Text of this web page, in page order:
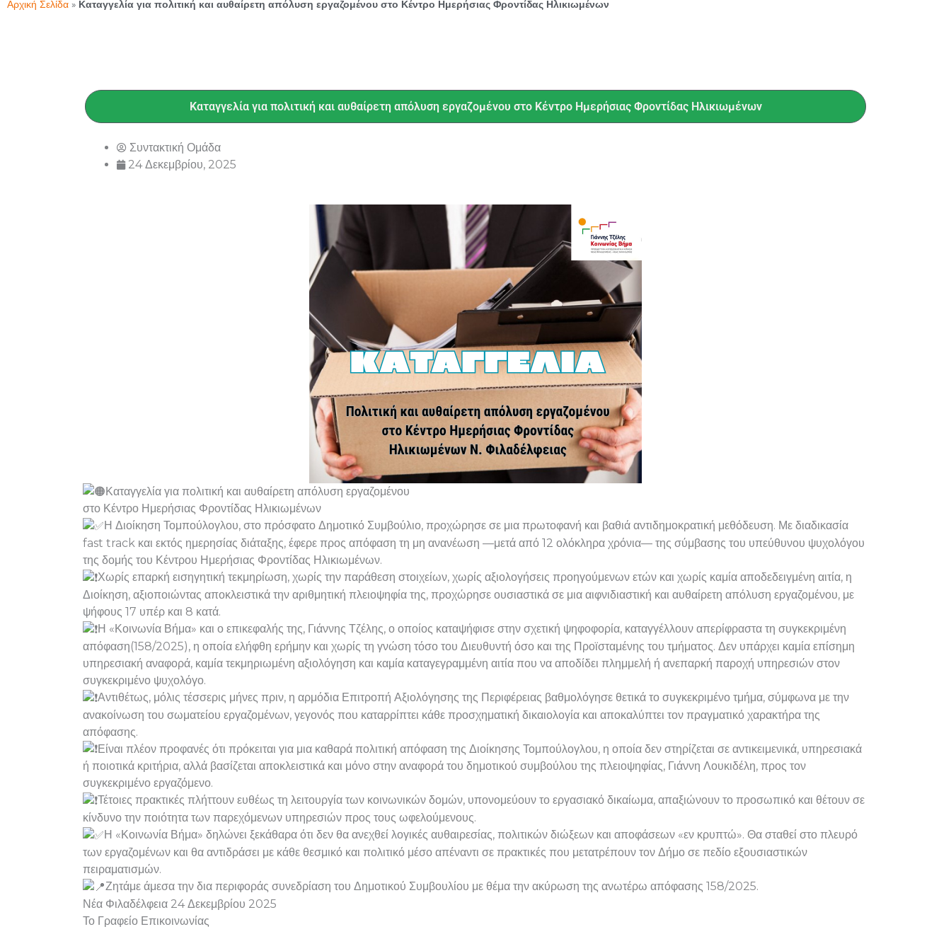
Αρχική Σελίδα » Καταγγελία για πολιτική και αυθαίρετη απόλυση εργαζομένου στο Κέντρο Ημερήσιας Φροντίδας Ηλικιωμένων
Καταγγελία για πολιτική και αυθαίρετη απόλυση εργαζομένου στο Κέντρο Ημερήσιας Φροντίδας Ηλικιωμένων
Συντακτική Ομάδα
24 Δεκεμβρίου, 2025
Καταγγελία για πολιτική και αυθαίρετη απόλυση εργαζομένου
στο Κέντρο Ημερήσιας Φροντίδας Ηλικιωμένων
Η Διοίκηση Τομπούλογλου, στο πρόσφατο Δημοτικό Συμβούλιο, προχώρησε σε μια πρωτοφανή και βαθιά αντιδημοκρατική μεθόδευση. Με διαδικασία
fast track και εκτός ημερησίας διάταξης, έφερε προς απόφαση τη μη ανανέωση —μετά από 12 ολόκληρα χρόνια— της σύμβασης του υπεύθυνου ψυχολόγου
της δομής του Κέντρου Ημερήσιας Φροντίδας Ηλικιωμένων.
Χωρίς επαρκή εισηγητική τεκμηρίωση, χωρίς την παράθεση στοιχείων, χωρίς αξιολογήσεις προηγούμενων ετών και χωρίς καμία αποδεδειγμένη αιτία, η
Διοίκηση, αξιοποιώντας αποκλειστικά την αριθμητική πλειοψηφία της, προχώρησε ουσιαστικά σε μια αιφνιδιαστική και αυθαίρετη απόλυση εργαζομένου, με
ψήφους 17 υπέρ και 8 κατά.
Η «Κοινωνία Βήμα» και ο επικεφαλής της, Γιάννης Τζέλης, ο οποίος καταψήφισε στην σχετική ψηφοφορία, καταγγέλλουν απερίφραστα τη συγκεκριμένη
απόφαση(158/2025), η οποία ελήφθη ερήμην και χωρίς τη γνώση τόσο του Διευθυντή όσο και της Προϊσταμένης του τμήματος. Δεν υπάρχει καμία επίσημη
υπηρεσιακή αναφορά, καμία τεκμηριωμένη αξιολόγηση και καμία καταγεγραμμένη αιτία που να αποδίδει πλημμελή ή ανεπαρκή παροχή υπηρεσιών στον
συγκεκριμένο ψυχολόγο.
Αντιθέτως, μόλις τέσσερις μήνες πριν, η αρμόδια Επιτροπή Αξιολόγησης της Περιφέρειας βαθμολόγησε θετικά το συγκεκριμένο τμήμα, σύμφωνα με την
ανακοίνωση του σωματείου εργαζομένων, γεγονός που καταρρίπτει κάθε προσχηματική δικαιολογία και αποκαλύπτει τον πραγματικό χαρακτήρα της
απόφασης.
Είναι πλέον προφανές ότι πρόκειται για μια καθαρά πολιτική απόφαση της Διοίκησης Τομπούλογλου, η οποία δεν στηρίζεται σε αντικειμενικά, υπηρεσιακά
ή ποιοτικά κριτήρια, αλλά βασίζεται αποκλειστικά και μόνο στην αναφορά του δημοτικού συμβούλου της πλειοψηφίας, Γιάννη Λουκιδέλη, προς τον
συγκεκριμένο εργαζόμενο.
Τέτοιες πρακτικές πλήττουν ευθέως τη λειτουργία των κοινωνικών δομών, υπονομεύουν το εργασιακό δικαίωμα, απαξιώνουν το προσωπικό και θέτουν σε
κίνδυνο την ποιότητα των παρεχόμενων υπηρεσιών προς τους ωφελούμενους.
Η «Κοινωνία Βήμα» δηλώνει ξεκάθαρα ότι δεν θα ανεχθεί λογικές αυθαιρεσίας, πολιτικών διώξεων και αποφάσεων «εν κρυπτώ». Θα σταθεί στο πλευρό
των εργαζομένων και θα αντιδράσει με κάθε θεσμικό και πολιτικό μέσο απέναντι σε πρακτικές που μετατρέπουν τον Δήμο σε πεδίο εξουσιαστικών
πειραματισμών.
Ζητάμε άμεσα την δια περιφοράς συνεδρίαση του Δημοτικού Συμβουλίου με θέμα την ακύρωση της ανωτέρω απόφασης 158/2025.
Νέα Φιλαδέλφεια 24 Δεκεμβρίου 2025
Το Γραφείο Επικοινωνίας